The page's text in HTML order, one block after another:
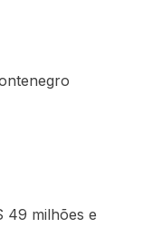
49 milhões e